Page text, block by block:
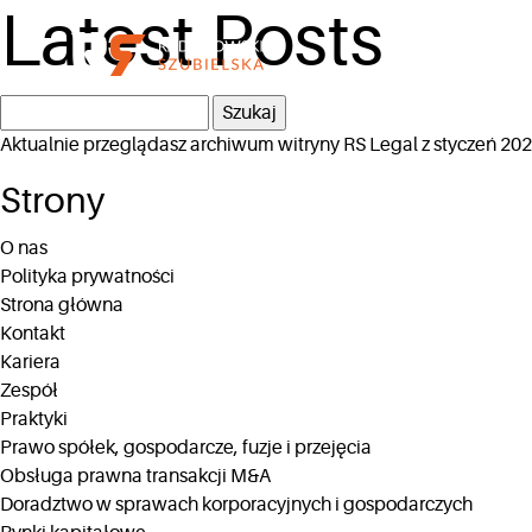
Latest Posts
Aktualnie przeglądasz archiwum witryny RS Legalz styczeń
Strony
O nas
Polityka prywatności
Strona główna
Kontakt
Kariera
Zespół
Praktyki
Prawo spółek, gospodarcze, fuzje i przejęcia
Obsługa prawna transakcji M&A
Doradztwo w sprawach korporacyjnych i gospodarczych